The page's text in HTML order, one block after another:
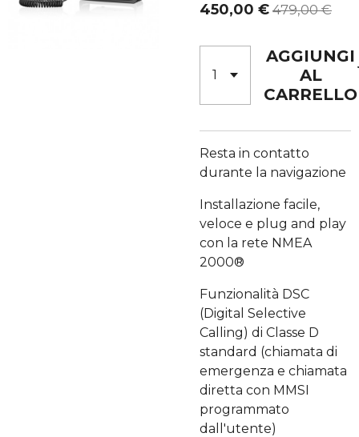
450,00 € 479,00 €
AGGIUNGI
AL
CARRELLO
Resta in contatto
durante la navigazione
Installazione facile,
veloce e plug and play
con la rete NMEA
2000®
Funzionalità DSC
(Digital Selective
Calling) di Classe D
standard (chiamata di
emergenza e chiamata
diretta con MMSI
programmato
dall'utente)